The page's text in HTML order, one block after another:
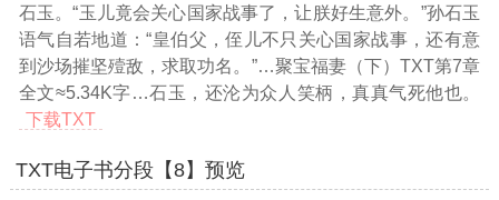
石玉。“玉儿竟会关心国家战事了，让朕好生意外。”孙石玉
语气自若地道：“皇伯父，侄儿不只关心国家战事，还有意
到沙场摧坚殪敌，求取功名。”…聚宝福妻（下）TXT第7章
全文≈5.34K字…石玉，还沦为众人笑柄，真真气死他也。
下载TXT
TXT电子书分段【8】预览